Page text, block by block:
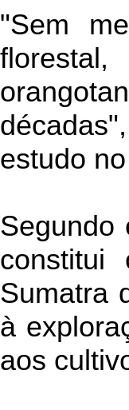
"Sem
estudo
Segundo
constitui
Sumatra
à
aos